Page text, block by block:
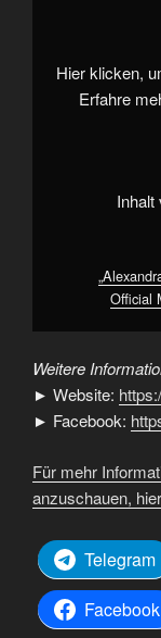
🇷🇴
Official
Hier klicken,
Erfahre
Inhalt
Official
Weitere
► Website:
► Facebook:
Für mehr
anzuschauen,
Telegram
Facebook